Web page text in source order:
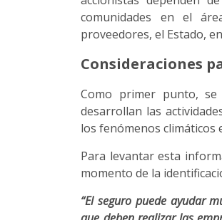
comunidades en el
proveedores, el Estado,
Consideraciones
Como primer punto,
desarrollan las
los fenómenos climáticos
Para levantar esta
momento de la
“El seguro puede ayudar